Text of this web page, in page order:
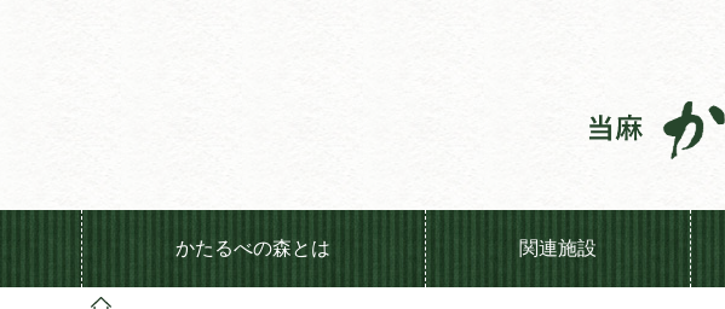
かたるべの森とは 関連施設